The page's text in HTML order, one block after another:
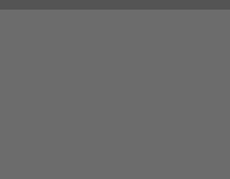
ICUEE tiene un nuevo